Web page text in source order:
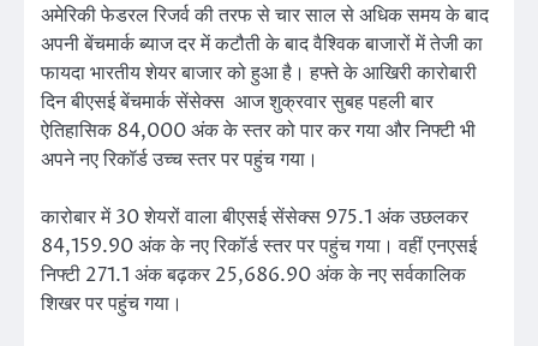
अमेरिकी फेडरल रिजर्व की तरफ से चार साल से अधिक समय के बाद
अपनी बेंचमार्क ब्याज दर में कटौती के बाद वैश्विक बाजारों में तेजी का
फायदा भारतीय शेयर बाजार को हुआ है। हफ्ते के आखिरी कारोबारी
दिन बीएसई बेंचमार्क सेंसेक्स आज शुक्रवार सुबह पहली बार
ऐतिहासिक 84,000 अंक के स्तर को पार कर गया और निफ्टी भी
अपने नए रिकॉर्ड उच्च स्तर पर पहुंच गया।
कारोबार में 30 शेयरों वाला बीएसई सेंसेक्स 975.1 अंक उछलकर
84,159.90 अंक के नए रिकॉर्ड स्तर पर पहुंच गया। वहीं एनएसई
निफ्टी 271.1 अंक बढ़कर 25,686.90 अंक के नए सर्वकालिक
शिखर पर पहुंच गया।